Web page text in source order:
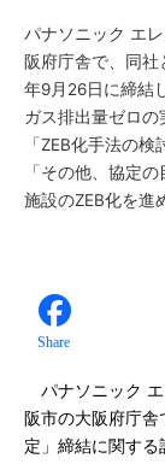
パナソニック エ
阪府庁舎で、同
年9月26日に締結
ガス排出量ゼロの
「ZEB化手法の
「その他、協定
施設のZEB化を進
Share
パナソニック エ
阪市の大阪府庁
定」締結に関する